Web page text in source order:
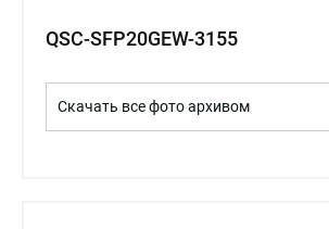
QSC-SFP20GEW-3155
Скачать все фото архивом